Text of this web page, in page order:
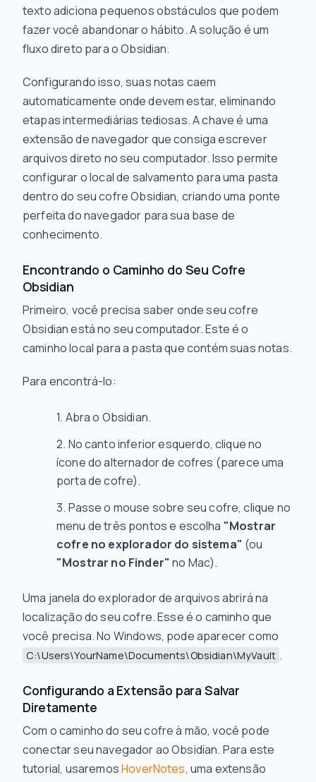
texto adiciona pequenos obstáculos que podem
fazer você abandonar o hábito. A solução é um
fluxo direto para o Obsidian.
Configurando isso, suas notas caem
automaticamente onde devem estar, eliminando
etapas intermediárias tediosas. A chave é uma
extensão de navegador que consiga escrever
arquivos direto no seu computador. Isso permite
configurar o local de salvamento para uma pasta
dentro do seu cofre Obsidian, criando uma ponte
perfeita do navegador para sua base de
conhecimento.
Encontrando o Caminho do Seu Cofre
Obsidian
Primeiro, você precisa saber onde seu cofre
Obsidian está no seu computador. Este é o
caminho local para a pasta que contém suas notas.
Para encontrá-lo:
Abra o Obsidian.
No canto inferior esquerdo, clique no
ícone do alternador de cofres (parece uma
porta de cofre).
Passe o mouse sobre seu cofre, clique no
menu de três pontos e escolha "Mostrar
cofre no explorador do sistema" (ou
"Mostrar no Finder" no Mac).
Uma janela do explorador de arquivos abrirá na
localização do seu cofre. Esse é o caminho que
você precisa. No Windows, pode aparecer como
C:\Users\YourName\Documents\Obsidian\MyVault .
Configurando a Extensão para Salvar
Diretamente
Com o caminho do seu cofre à mão, você pode
conectar seu navegador ao Obsidian. Para este
tutorial, usaremosHoverNotes, uma extensão